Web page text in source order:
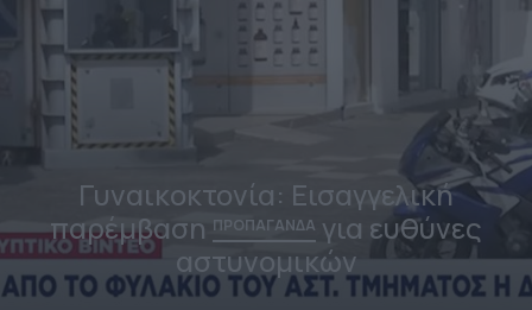
Γυναικοκτονία: Εισαγγελική
παρέμβαση ΠΡΟΠΑΓΑΝΔΑ για ευθύνες
αστυνομικών